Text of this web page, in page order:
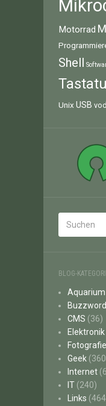
Motorrad
Shell
Unix USB
BLOG-
Aquarium
CMS (36)
Elektronik
Fotografie
Geek
Internet
IT (240)
Links